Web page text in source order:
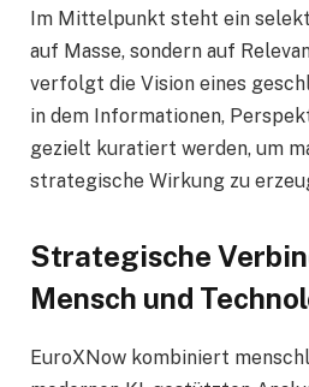
Im Mittelpunkt steht ein
auf Masse, sondern auf
verfolgt die Vision eines
in dem Informationen,
gezielt kuratiert werden, um
strategische Wirkung zu
Strategische
Mensch und
EuroXNow kombiniert